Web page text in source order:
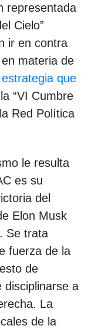
representada
Cielo”
ir en contra
materia de
estrategia que
“VI Cumbre
Red Política
le resulta
es su
del
Elon Musk
Se trata
fuerza de la
de
disciplinarse a
La
de la